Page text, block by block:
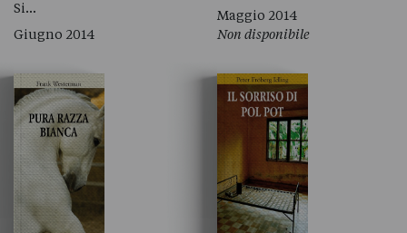
Si…
Giugno 2014
Maggio 2014
Non disponibile